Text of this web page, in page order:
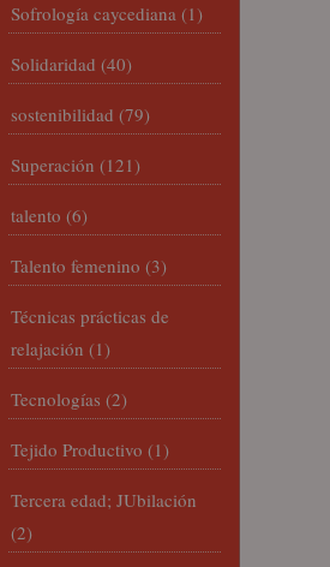
Sofrología caycediana (1)
Solidaridad (40)
sostenibilidad (79)
Superación (121)
talento (6)
Talento femenino (3)
Técnicas prácticas de
relajación (1)
Tecnologías (2)
Tejido Productivo (1)
Tercera edad; JUbilación
(2)